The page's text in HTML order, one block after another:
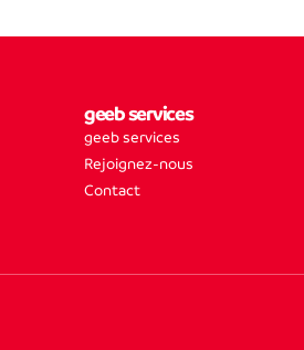
geeb services
geeb services
Rejoignez-nous
Contact